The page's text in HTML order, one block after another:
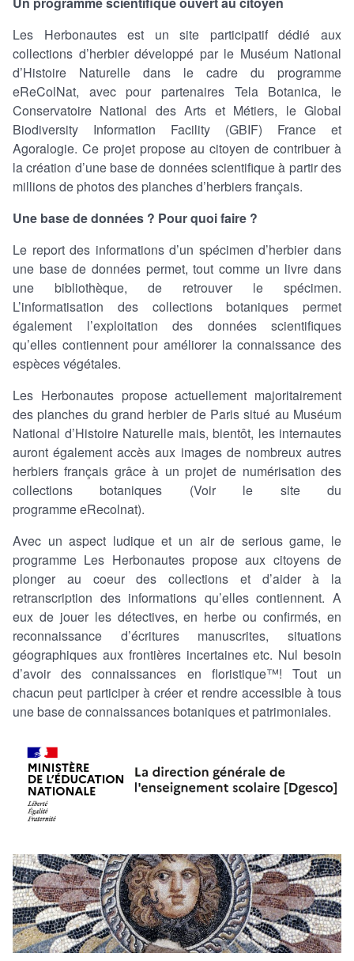
Les Herbonautes est un site participatif dédié aux
collections d’herbier développé par le Muséum National
d’Histoire Naturelle dans le cadre du programme
eReColNat, avec pour partenaires Tela Botanica, le
Conservatoire National des Arts et Métiers, le Global
Biodiversity Information Facility (GBIF) France et
Agoralogie. Ce projet propose au citoyen de contribuer à
la création d’une base de données scientifique à partir des
millions de photos des planches d’herbiers français.
Une base de données ? Pour quoi faire ?
Le report des informations d’un spécimen d’herbier dans
une base de données permet, tout comme un livre dans
une bibliothèque, de retrouver le spécimen.
L’informatisation des collections botaniques permet
également l’exploitation des données scientifiques
qu’elles contiennent pour améliorer la connaissance des
espèces végétales.
Les Herbonautes propose actuellement majoritairement
des planches du grand herbier de Paris situé au Muséum
National d’Histoire Naturelle mais, bientôt, les internautes
auront également accès aux images de nombreux autres
herbiers français grâce à un projet de numérisation des
collections botaniques (Voir le site du
programme eRecolnat).
Avec un aspect ludique et un air de serious game, le
programme Les Herbonautes propose aux citoyens de
plonger au coeur des collections et d’aider à la
retranscription des informations qu’elles contiennent. A
eux de jouer les détectives, en herbe ou confirmés, en
reconnaissance d’écritures manuscrites, situations
géographiques aux frontières incertaines etc. Nul besoin
d’avoir des connaissances en floristique™! Tout un
chacun peut participer à créer et rendre accessible à tous
une base de connaissances botaniques et patrimoniales.